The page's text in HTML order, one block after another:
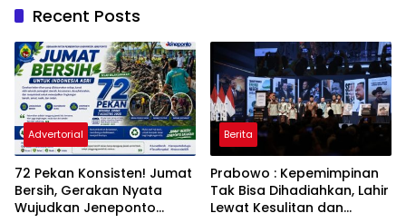
Recent Posts
Advertorial
72 Pekan Konsisten! Jumat
Bersih, Gerakan Nyata
Wujudkan Jeneponto
Berita
Prabowo : Kepemimpinan
Tak Bisa Dihadiahkan, Lahir
Lewat Kesulitan dan